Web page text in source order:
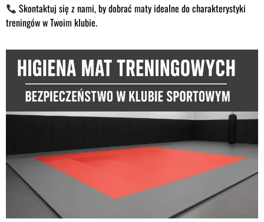
Skontaktuj się z nami, by dobrać maty idealne do charakterystyki
treningów w Twoim klubie.